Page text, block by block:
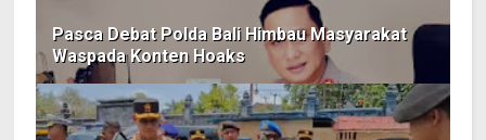
Pasca Debat Polda Bali Himbau Masyarakat
Waspada Konten Hoaks